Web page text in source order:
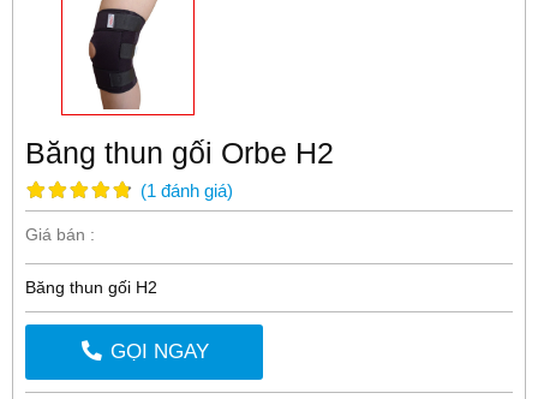
Băng thun gối Orbe H2
(1 đánh giá)
Giá bán :
Băng thun gối H2
GỌI NGAY